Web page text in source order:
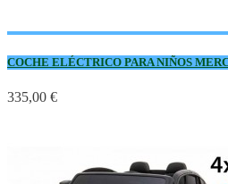
COCHE ELÉCTRICO PARA NIÑOS
335,00 €